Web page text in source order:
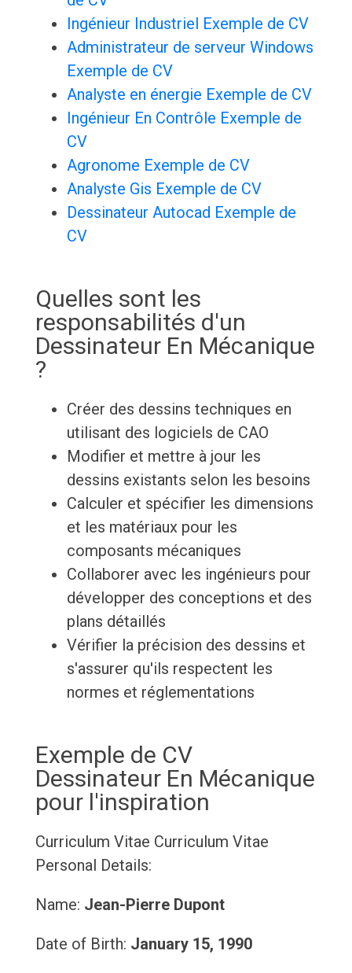
Ingénieur Industriel Exemple de CV
Administrateur de serveur Windows
Exemple de CV
Analyste en énergie Exemple de CV
Ingénieur En Contrôle Exemple de
CV
Agronome Exemple de CV
Analyste Gis Exemple de CV
Dessinateur Autocad Exemple de
CV
Quelles sont les
responsabilités d'un
Dessinateur En Mécanique
?
Créer des dessins techniques en
utilisant des logiciels de CAO
Modifier et mettre à jour les
dessins existants selon les besoins
Calculer et spécifier les dimensions
et les matériaux pour les
composants mécaniques
Collaborer avec les ingénieurs pour
développer des conceptions et des
plans détaillés
Vérifier la précision des dessins et
s'assurer qu'ils respectent les
normes et réglementations
Exemple de CV
Dessinateur En Mécanique
pour l'inspiration
Curriculum Vitae Curriculum Vitae
Personal Details:
Name: Jean-Pierre Dupont
Date of Birth: January 15, 1990